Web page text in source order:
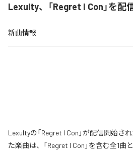
Lexulty、「Regret I Con」を配
新曲情報
Lexultyの「Regret I Con」が配信開始さ
た楽曲は、「Regret I Con」を含む全1曲